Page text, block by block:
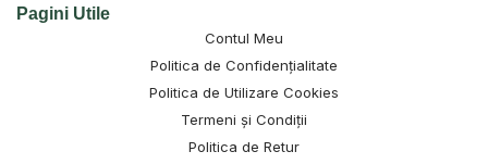
Pagini Utile
Contul Meu
Politica de Confidențialitate
Politica de Utilizare Cookies
Termeni și Condiții
Politica de Retur